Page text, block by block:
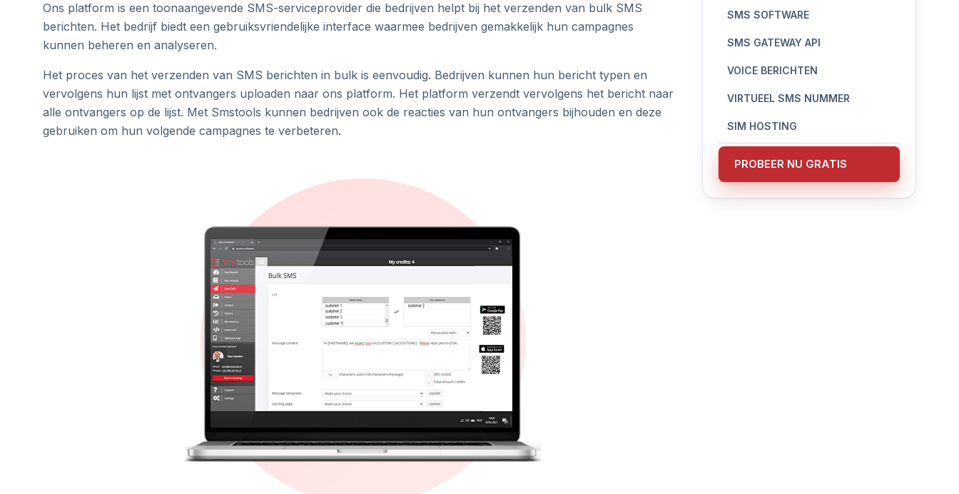
Ons platform is een toonaangevende SMS-serviceprovider die bedrijven helpt bij het verzenden van bulk SMS
berichten. Het bedrijf biedt een gebruiksvriendelijke interface waarmee bedrijven gemakkelijk hun campagnes
kunnen beheren en analyseren.
Het proces van het verzenden van SMS berichten in bulk is eenvoudig. Bedrijven kunnen hun bericht typen en
vervolgens hun lijst met ontvangers uploaden naar ons platform. Het platform verzendt vervolgens het bericht naar
alle ontvangers op de lijst. Met Smstools kunnen bedrijven ook de reacties van hun ontvangers bijhouden en deze
gebruiken om hun volgende campagnes te verbeteren.
SMS SOFTWARE
SMS GATEWAY API
VOICE BERICHTEN
VIRTUEEL SMS NUMMER
SIM HOSTING
PROBEER NU GRATIS